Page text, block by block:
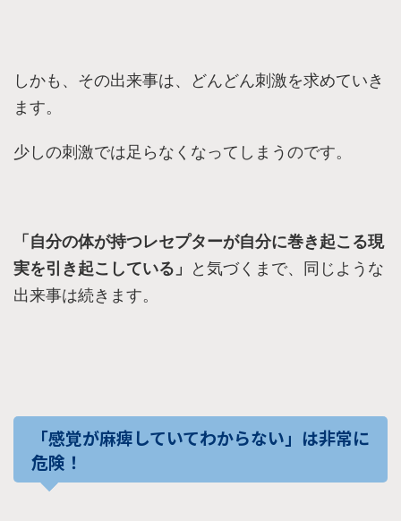
しかも、その出来事は、どんどん刺激を求めていき
ます。
少しの刺激では足らなくなってしまうのです。
「自分の体が持つレセプターが自分に巻き起こる現
実を引き起こしている」
と気づくまで、同じような
出来事は続きます。
「感覚が麻痺していてわからない」は非常に
危険！